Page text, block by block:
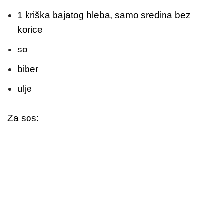
1 kriška bajatog hleba, samo sredina bez
korice
so
biber
ulje
Za sos: